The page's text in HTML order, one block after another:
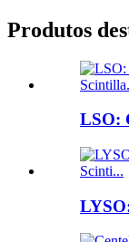
Produtos
LSO: